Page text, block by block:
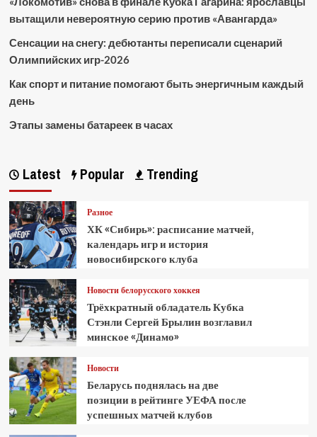
вытащили невероятную серию против «Авангарда»
Сенсации на снегу: дебютанты переписали сценарий
Олимпийских игр-2026
Как спорт и питание помогают быть энергичным каждый
день
Этапы замены батареек в часах
Latest Popular Trending
Разное
ХК «Сибирь»: расписание матчей,
календарь игр и история
новосибирского клуба
Новости белорусского хоккея
Трёхкратный обладатель Кубка
Стэнли Сергей Брылин возглавил
минское «Динамо»
Новости
Беларусь поднялась на две
позиции в рейтинге УЕФА после
успешных матчей клубов